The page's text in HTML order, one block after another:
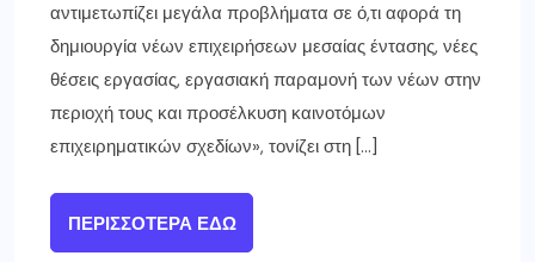
αντιμετωπίζει μεγάλα προβλήματα σε ό,τι αφορά τη
δημιουργία νέων επιχειρήσεων μεσαίας έντασης, νέες
θέσεις εργασίας, εργασιακή παραμονή των νέων στην
περιοχή τους και προσέλκυση καινοτόμων
επιχειρηματικών σχεδίων», τονίζει στη […]
ΠΕΡΙΣΣΌΤΕΡΑ ΕΔΏ